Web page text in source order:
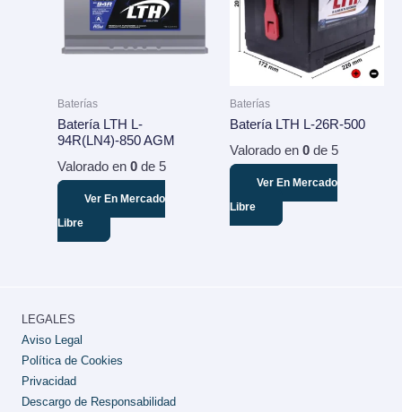
Baterías
Batería LTH L-
94R(LN4)-850 AGM
Valorado en 0de 5
Ver En Mercado
Libre
Baterías
Batería LTH L-26R-500
Valorado en 0de 5
Ver En Mercado
Libre
LEGALES
Aviso Legal
Política de Cookies
Privacidad
Descargo de Responsabilidad